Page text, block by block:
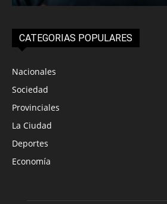
CATEGORIAS POPULARES
Nacionales
Sociedad
Provinciales
La Ciudad
Deportes
Economía